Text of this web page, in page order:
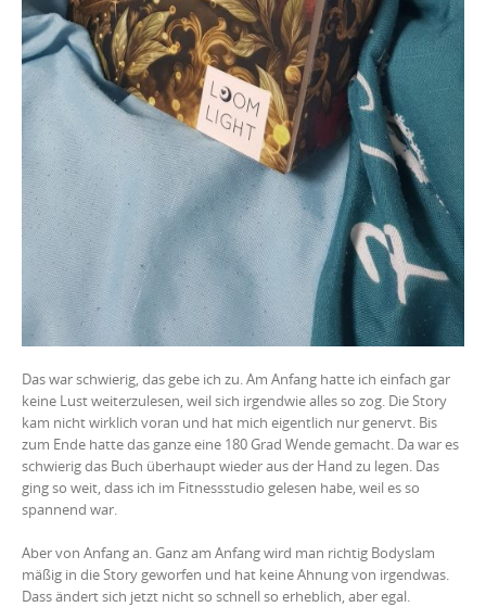
Das war schwierig, das gebe ich zu. Am Anfang hatte ich einfach gar
keine Lust weiterzulesen, weil sich irgendwie alles so zog. Die Story
kam nicht wirklich voran und hat mich eigentlich nur genervt. Bis
zum Ende hatte das ganze eine 180 Grad Wende gemacht. Da war es
schwierig das Buch überhaupt wieder aus der Hand zu legen. Das
ging so weit, dass ich im Fitnessstudio gelesen habe, weil es so
spannend war.
Aber von Anfang an. Ganz am Anfang wird man richtig Bodyslam
mäßig in die Story geworfen und hat keine Ahnung von irgendwas.
Dass ändert sich jetzt nicht so schnell so erheblich, aber egal.